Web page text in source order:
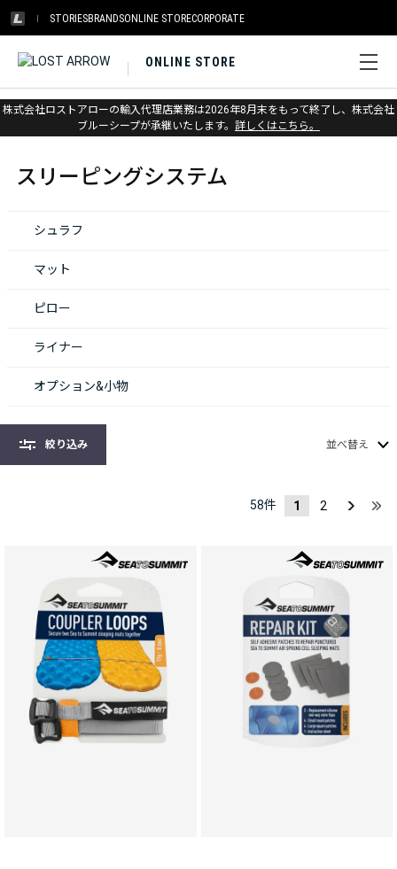
STORIESBRANDSONLINE STORECORPORATE
ONLINE STORE
株式会社ロストアローの輸入代理店業務は2026年8月末をもって終了し、株式会社
ブルーシープが承継いたします。 詳しくはこちら。
ホーム > スリーピングシステム
スリーピングシステム
絞り込み 並べ替え
58件 1 2
シュラフ
マット
ピロー
ライナー
オプション&小物